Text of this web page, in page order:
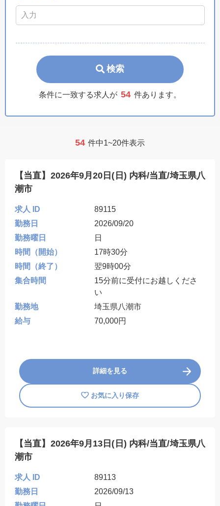
検索
条件に一致する求人が 54 件あります。
54 件中1~20件表示
【当直】2026年9月20日(日) 内科/当直/埼玉県八
潮市
求人 ID
89115
勤務日
2026/09/20
勤務曜日
日
時間（開始）
17時30分
時間（終了）
翌9時00分
集合時間
15分前に受付にお越しくださ
い
勤務地
埼玉県八潮市
給与
70,000円
詳細を見る
お気に入り保存
【当直】2026年9月13日(日) 内科/当直/埼玉県八
潮市
求人 ID
89113
勤務日
2026/09/13